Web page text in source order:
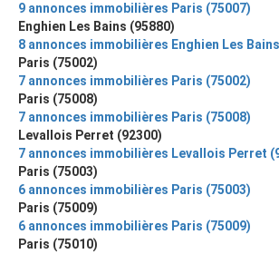
9 annonces immobilières Paris (75007)
Enghien Les Bains (95880)
8 annonces immobilières Enghien Les
Paris (75002)
7 annonces immobilières Paris (75002)
Paris (75008)
7 annonces immobilières Paris (75008)
Levallois Perret (92300)
7 annonces immobilières Levallois Perret
Paris (75003)
6 annonces immobilières Paris (75003)
Paris (75009)
6 annonces immobilières Paris (75009)
Paris (75010)